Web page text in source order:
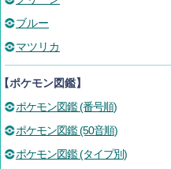
ブルー
マツリカ
ポケモン図鑑】
ポケモン図鑑 (番号順)
ポケモン図鑑 (50音順)
ポケモン図鑑 (タイプ別)